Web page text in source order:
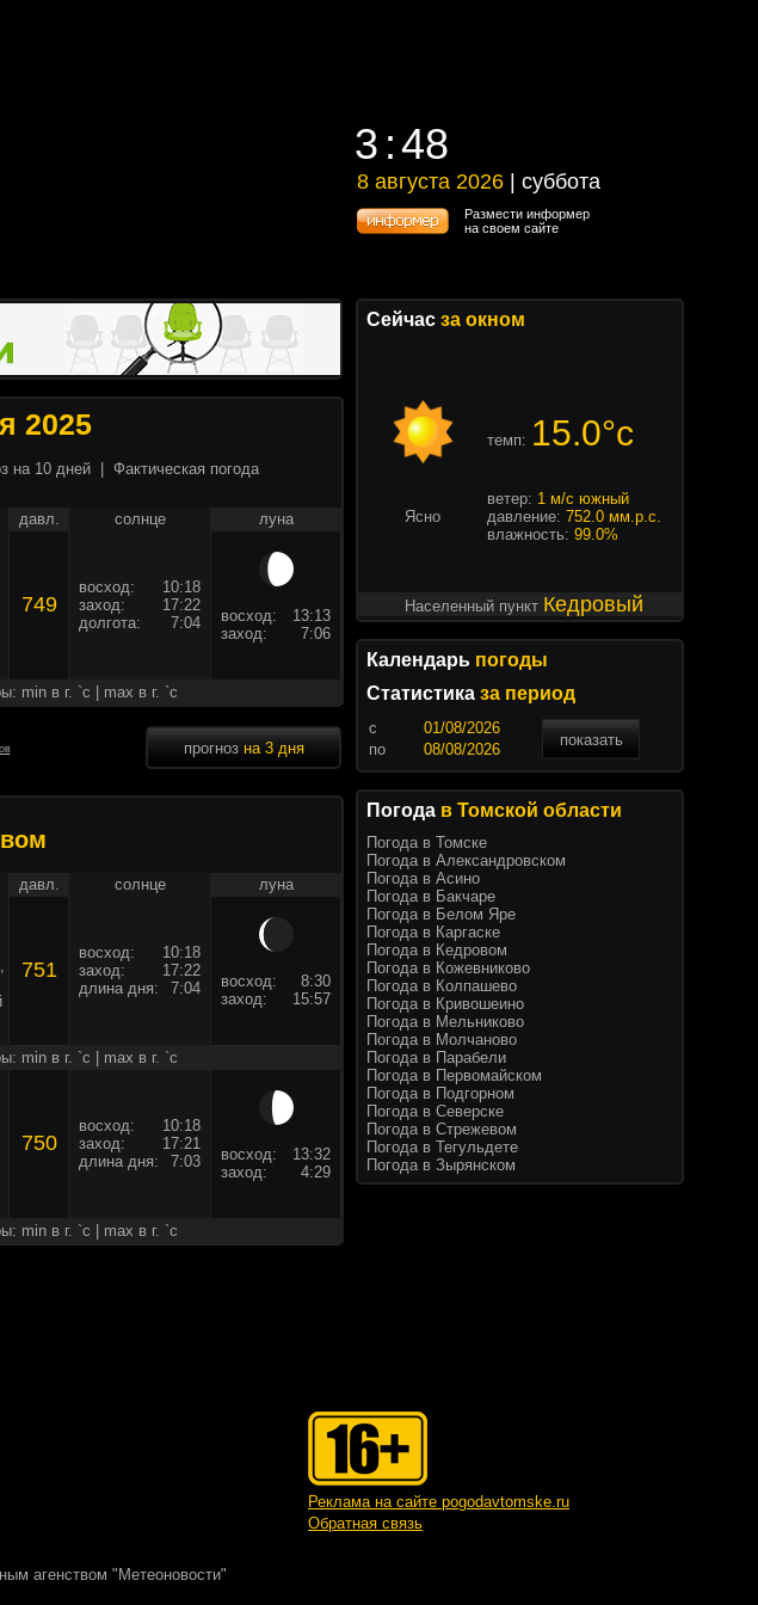
3 48
3 48
8 августа 2026 | суббота
8 августа 2026 | суббота
Размести информер
на своем сайте
2025
на 10 дней Фактическая погода
давл. солнце луна
749
восход:
10:18
заход:
17:22
долгота:
7:04 восход:
13:13
заход:
7:06
min в г. `c | max в г. `c
прогноз на 3 дня
давл. солнце луна
751
восход:
10:18
заход:
17:22
длина дня:
7:04 восход:
8:30
заход:
15:57
min в г. `c | max в г. `c
750
восход:
10:18
заход:
17:21
длина дня:
7:03 восход:
13:32
заход:
4:29
min в г. `c | max в г. `c
Сейчас за окном
темп: 15.0°c
Ясно
ветер: 1 м/с южный
давление: 752.0 мм.р.с.
влажность: 99.0%
Населенный пункт Кедровый
Календарь погоды
Статистика за период
c
показать
по
Погода в Томской области
Погода в Томске
Погода в Александровском
Погода в Асино
Погода в Бакчаре
Погода в Белом Яре
Погода в Каргаске
Погода в Кедровом
Погода в Кожевниково
Погода в Колпашево
Погода в Кривошеино
Погода в Мельниково
Погода в Молчаново
Погода в Парабели
Погода в Первомайском
Погода в Подгорном
Погода в Северске
Погода в Стрежевом
Погода в Тегульдете
Погода в Зырянском
Реклама на сайте pogodavtomske.ru
Обратная связь
агенством "Метеоновости"